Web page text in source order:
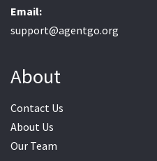
Email:
support@agentgo.org
About
Contact Us
About Us
Our Team